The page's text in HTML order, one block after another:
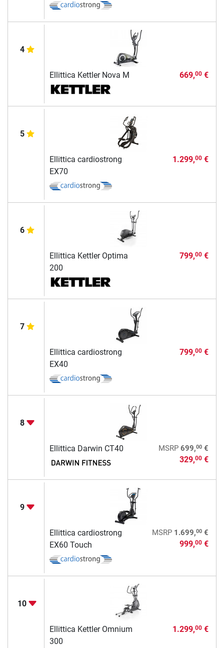
4
Ellittica Kettler Nova M 669,00€
5
Ellittica cardiostrong
EX70
1.299,00€
6
Ellittica Kettler Optima
200
799,00€
7
Ellittica cardiostrong
EX40
799,00€
8
Ellittica Darwin CT40 MSRP 699,00€
329,00€
9
Ellittica cardiostrong
EX60 Touch
MSRP 1.699,00€
999,00€
10
Ellittica Kettler Omnium
300
1.299,00€